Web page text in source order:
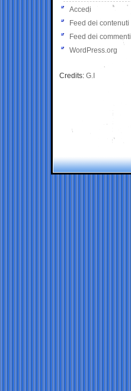
Accedi
Feed dei contenuti
Feed dei commenti
WordPress.org
Credits: G.I